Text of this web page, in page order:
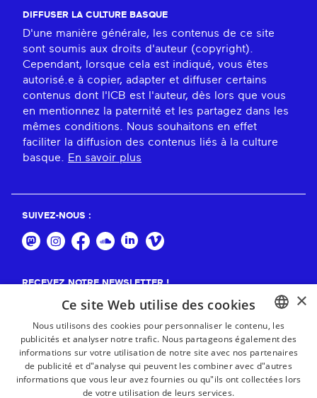
DIFFUSER LA CULTURE BASQUE
D'une manière générale, les contenus de ce site
sont soumis aux droits d'auteur (copyright).
Cependant, lorsque cela est indiqué, vous êtes
autorisé.e à copier, adapter et diffuser certains
contenus dont l'ICB est l'auteur, dès lors que vous
en mentionnez la paternité et les partagez dans les
mêmes conditions. Nous souhaitons en effet
faciliter la diffusion des contenus liés à la culture
basque.
En savoir plus
SUIVEZ-NOUS :
RECEVEZ NOTRE NEWSLETTER !
BASQUE
FRENCH
×
Ce site Web utilise des cookies
Nous utilisons des cookies pour personnaliser le contenu, les
publicités et analyser notre trafic. Nous partageons également des
informations sur votre utilisation de notre site avec nos partenaires
de publicité et d"analyse qui peuvent les combiner avec d"autres
informations que vous leur avez fournies ou qu"ils ont collectées lors
de votre utilisation de leurs services.